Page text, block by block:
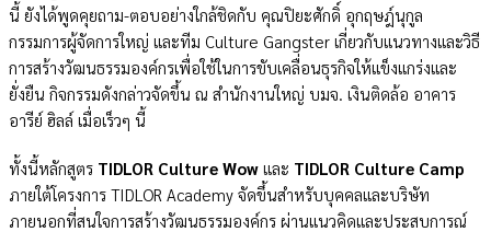
นี้ ยังได้พูดคุยถาม-ตอบอย่างใกล้ชิดกับ คุณปิยะศักดิ์ อุกฤษฎ์นุกูล
กรรมการผู้จัดการใหญ่ และทีม Culture Gangster เกี่ยวกับแนวทางและวิธี
การสร้างวัฒนธรรมองค์กรเพื่อใช้ในการขับเคลื่อนธุรกิจให้แข็งแกร่งและ
ยั่งยืน กิจกรรมดังกล่าวจัดขึ้น ณ สำนักงานใหญ่ บมจ. เงินติดล้อ อาคาร
อารีย์ ฮิลล์ เมื่อเร็วๆ นี้
ทั้งนี้หลักสูตร TIDLOR Culture Wow และ TIDLOR Culture Camp
ภายใต้โครงการ TIDLOR Academy จัดขึ้นสำหรับบุคคลและบริษัท
ภายนอกที่สนใจการสร้างวัฒนธรรมองค์กร ผ่านแนวคิดและประสบการณ์